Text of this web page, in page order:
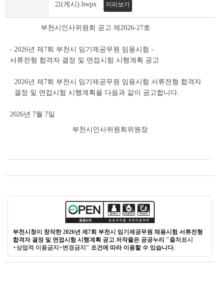
회
고(게시).hwpx
미리보기
부천시인사위원회 공고 제2026-27호
- 2026년 제7회 부천시 임기제공무원 임용시험 -
서류전형 합격자 결정 및 면접시험 시행계획 공고
2026년 제7회 부천시 임기제공무원 임용시험 서류전형 합격자
결정 및 면접시험 시행계획을 다음과 같이 공고합니다.
2026년 7월 7일
부천시인사위원회위원장
부천시청이 창작한 2026년 제7회 부천시 임기제공무원 채용시험 서류전형
합격자 결정 및 면접시험 시행계획 공고 저작물은 공공누리 "출처표시
+상업적 이용금지+변경금지" 조건에 따라 이용할 수 있습니다.